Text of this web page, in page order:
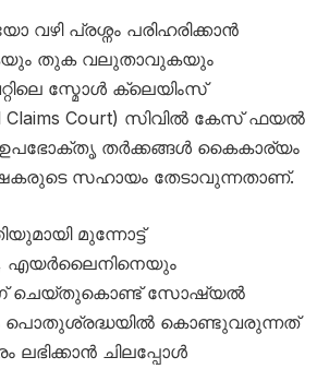
വഴി പ്രശ്നം പരിഹരിക്കാൻ
തുക വലുതാവുകയും
സ്മോൾ ക്ലെയിംസ്
Claims Court) സിവിൽ കേസ് ഫയൽ
ഉപഭോക്തൃ തർക്കങ്ങൾ കൈകാര്യം
സഹായം തേടാവുന്നതാണ്.
മുന്നോട്ട്
എയർലൈനിനെയും
ചെയ്തുകൊണ്ട് സോഷ്യൽ
പൊതുശ്രദ്ധയിൽ കൊണ്ടുവരുന്നത്
ലഭിക്കാൻ ചിലപ്പോൾ